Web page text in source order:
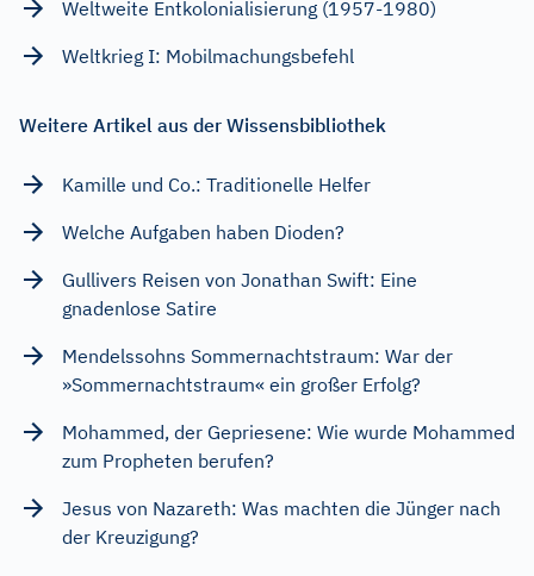
Weltweite Entkolonialisierung (1957-1980)
Weltkrieg I: Mobilmachungsbefehl
Weitere Artikel aus der Wissensbibliothek
Kamille und Co.: Traditionelle Helfer
Welche Aufgaben haben Dioden?
Gullivers Reisen von Jonathan Swift: Eine
gnadenlose Satire
Mendelssohns Sommernachtstraum: War der
»Sommernachtstraum« ein großer Erfolg?
Mohammed, der Gepriesene: Wie wurde Mohammed
zum Propheten berufen?
Jesus von Nazareth: Was machten die Jünger nach
der Kreuzigung?